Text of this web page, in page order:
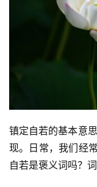
镇定自若的基本意
现。日常，我们经
自若是褒义词吗？